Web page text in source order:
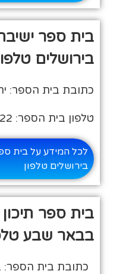
בית ספר
בירושלים טלפון
כתובת בית הספר:
טלפון בית הספר: 02-5374222
לכל המידע על בית
בירושלים טלפון
בית ספר
בבאר שבע
כתובת בית הספר: